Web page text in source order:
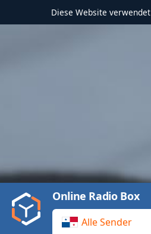
Diese Website verwendet
Play
Video
Play
Backward
Alle Sender
Online Radio Box